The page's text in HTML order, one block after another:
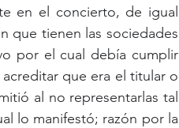
en el concierto, de igual
que tienen las sociedades
por el cual debía cumplir
que era el titular o
al no representarlas tal
lo manifestó; razón por la